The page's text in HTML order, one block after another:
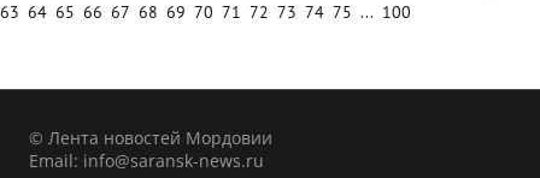
63 64 65 66 67 68 69 70 71 72 73 74 75 ... 100
© Лента новостей Мордовии
Email: info@saransk-news.ru